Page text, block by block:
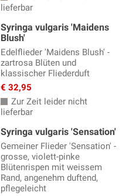
lieferbar
Syringa vulgaris 'Maidens
Blush'
Edelflieder 'Maidens Blush' -
zartrosa Blüten und
klassischer Fliederduft
€ 32,95
Zur Zeit leider nicht
lieferbar
Syringa vulgaris 'Sensation'
Gemeiner Flieder 'Sensation' -
grosse, violett-pinke
Blütenrispen mit weissem
Rand, angenehm duftend,
pflegeleicht